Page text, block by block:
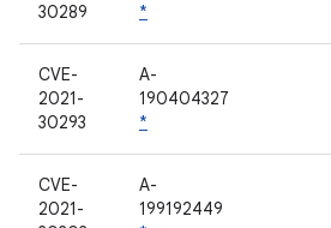
30289
*
CVE-
2021-
30293
A-
190404327
*
CVE-
2021-
A-
199192449